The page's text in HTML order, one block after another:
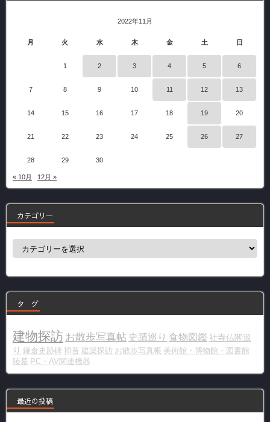
2022年11月
月 火 水 木 金 土 日
1 2 3 4 5 6
7 8 9 10 11 12 13
14 15 16 17 18 19 20
21 22 23 24 25 26 27
28 29 30
« 10月 12月 »
カテゴリー
カ
ー
タ グ
建物探訪 お散歩写真帖 史蹟巡り 食物図鑑 社寺仏閣巡
り 鎌倉史跡碑 掃苔 建築探訪 お散歩写真帳 美術館・博物館・図書館
陵墓 PC・AV関連機器
最近の投稿